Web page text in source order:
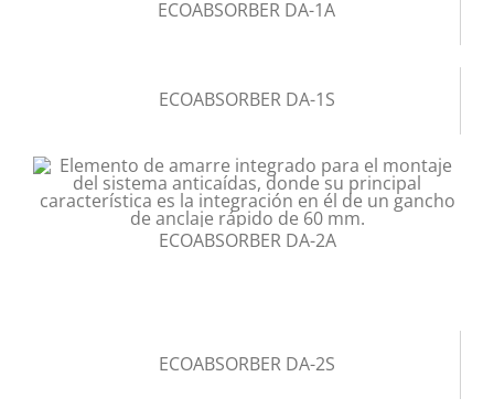
ECOABSORBER DA-1A
ECOABSORBER DA-1S
ECOABSORBER DA-2A
ECOABSORBER DA-2S